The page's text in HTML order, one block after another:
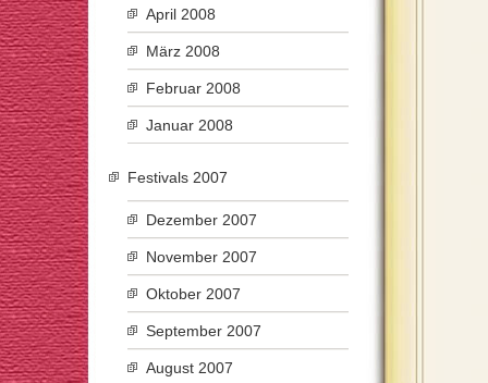
April 2008
März 2008
Februar 2008
Januar 2008
Festivals 2007
Dezember 2007
November 2007
Oktober 2007
September 2007
August 2007